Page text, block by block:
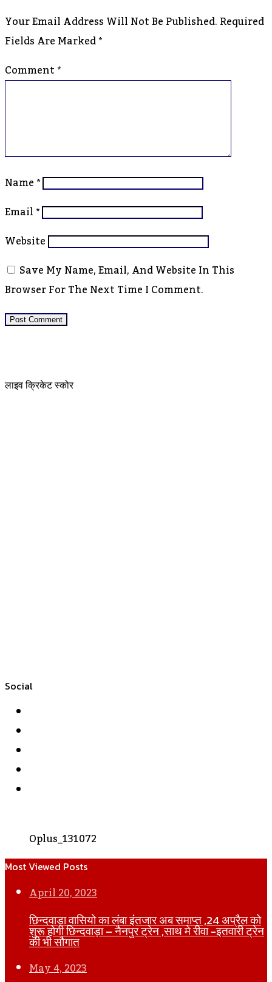
Your Email Address Will Not Be Published.Required
Fields Are Marked*
Comment*
Name*
Email*
Website
Save My Name, Email, And Website In This
Browser For The Next Time I Comment.
लाइव क्रिकेट स्कोर
Social
Oplus_131072
Most Viewed Posts
April 20, 2023
छिन्दवाड़ा वासियो का लंबा इंतजार अब समाप्त ,24 अप्रैल को
शुरू होगी छिन्दवाड़ा – नैनपुर ट्रेन ,साथ मे रीवा -इतवारी ट्रेन
की भी सौगात
May 4, 2023